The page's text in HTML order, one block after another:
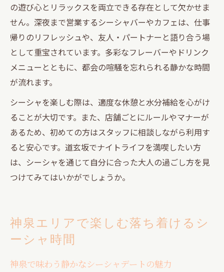
の遊び心とリラックスを両立できる存在として欠かせま
せん。深夜まで営業するシーシャバーやカフェは、仕事
帰りのリフレッシュや、友人・パートナーと語り合う場
として重宝されています。多彩なフレーバーやドリンク
メニューとともに、都会の喧騒を忘れられる静かな時間
が流れます。
シーシャを楽しむ際は、適度な休憩と水分補給を心がけ
ることが大切です。また、店舗ごとにルールやマナーが
あるため、初めての方はスタッフに相談しながら利用す
ると安心です。道玄坂でナイトライフを満喫したい方
は、シーシャを通じて自分に合った大人の過ごし方を見
つけてみてはいかがでしょうか。
神泉エリアで楽しむ落ち着けるシ
ーシャ時間
神泉で味わう静かなシーシャデートの魅力